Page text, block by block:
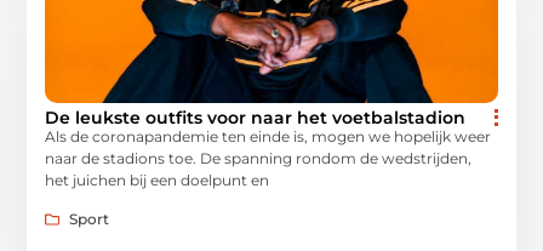
De leukste outfits voor naar het voetbalstadion
Als de coronapandemie ten einde is, mogen we hopelijk weer
naar de stadions toe. De spanning rondom de wedstrijden,
het juichen bij een doelpunt en
Sport